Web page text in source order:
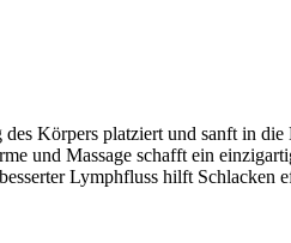
Körpers platziert und sanft in
und Massage schafft ein
Lymphfluss hilft